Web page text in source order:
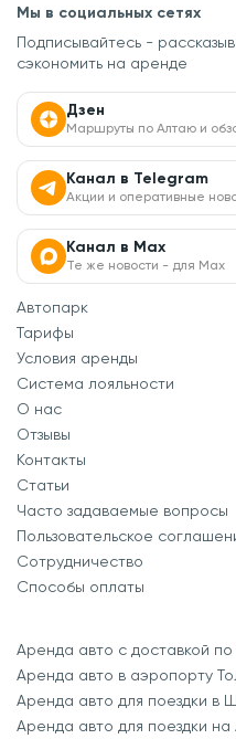
Мы в социальных сетях
Подписывайтесь -
сэкономить на аренде
Дзен
Маршруты по Алтаю и
Канал в Telegram
Акции и оперативные
Канал в Max
Те же новости - для Max
Автопарк
Тарифы
Условия аренды
Система лояльности
О нас
Отзывы
Контакты
Статьи
Часто задаваемые вопросы
Пользовательское
Сотрудничество
Способы оплаты
Аренда авто с доставкой
Аренда авто в аэропорту
Аренда авто для поездки в
Аренда авто для поездки на